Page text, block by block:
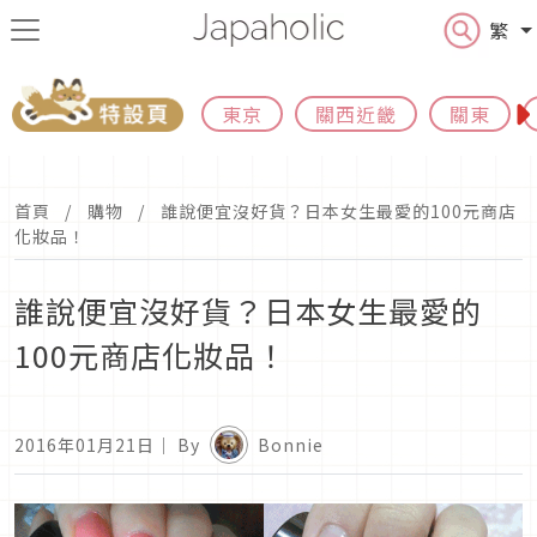
繁
東京 關西近畿 關東
首頁 購物
誰說便宜沒好貨？日本女生最愛的100元商店
化妝品！
誰說便宜沒好貨？日本女生最愛的
100元商店化妝品！
2016年01月21日 ｜ By Bonnie